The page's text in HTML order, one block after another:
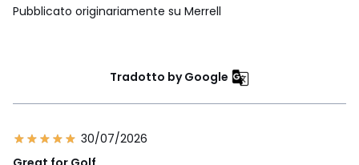
Pubblicato originariamente su Merrell
Tradotto by Google
30/07/2026